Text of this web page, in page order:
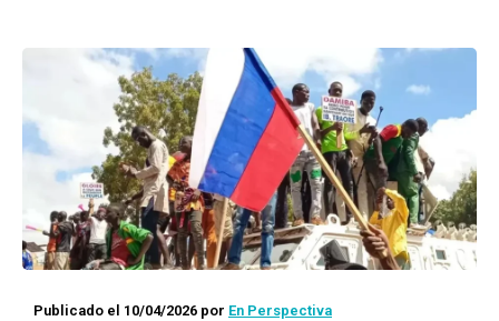
Publicado el 10/04/2026 por En Perspectiva